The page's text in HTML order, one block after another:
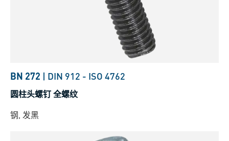
BN 272 | DIN 912 - ISO 4762
圆柱头螺钉 全螺纹
钢, 发黑